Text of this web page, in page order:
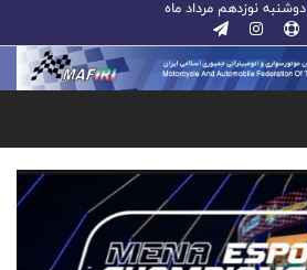
دوشنبه نوزدهم مرداد ماه